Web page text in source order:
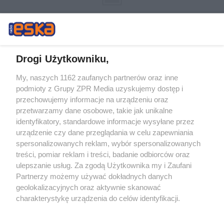
Żaden utwór zamieszczony w serwisie nie może być powielany i
rozpowszechniany lub dalej rozpowszechniany w jakikolwiek sposób (w
tym także elektroniczny lub mechaniczny) na jakimkolwiek polu
eksploatacji w jakiejkolwiek formie, włącznie z umieszczaniem w
Internecie bez pisemnej zgody właściciela praw. Jakiekolwiek użycie lub
wykorzystanie utworów w całości lub w części z naruszeniem prawa,
tzn. bez właściwej zgody, jest zabronione pod groźbą kary i może być
ścigane prawnie.
Drogi Użytkowniku,
My, naszych 1162 zaufanych partnerów oraz inne
podmioty z Grupy ZPR Media uzyskujemy dostęp i
przechowujemy informacje na urządzeniu oraz
przetwarzamy dane osobowe, takie jak unikalne
identyfikatory, standardowe informacje wysyłane przez
urządzenie czy dane przeglądania w celu zapewniania
spersonalizowanych reklam, wybór spersonalizowanych
treści, pomiar reklam i treści, badanie odbiorców oraz
ulepszanie usług. Za zgodą Użytkownika my i Zaufani
Partnerzy możemy używać dokładnych danych
geolokalizacyjnych oraz aktywnie skanować
charakterystykę urządzenia do celów identyfikacji.